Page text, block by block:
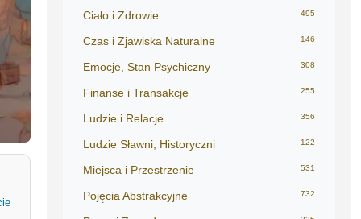
Ciało i Zdrowie 495
Czas i Zjawiska Naturalne 146
Emocje, Stan Psychiczny 308
Finanse i Transakcje 255
Ludzie i Relacje 356
Ludzie Sławni, Historyczni 122
Miejsca i Przestrzenie 531
Pojęcia Abstrakcyjne 732